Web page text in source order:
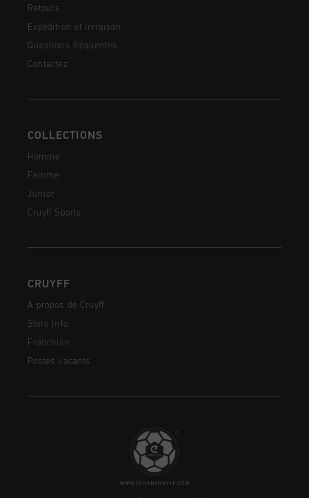
Retours
Expédition et livraison
Questions fréquentes
Contactez
COLLECTIONS
Homme
Femme
Junior
Cruyff Sports
CRUYFF
À propos de Cruyff
Store Info
Franchise
Postes vacants